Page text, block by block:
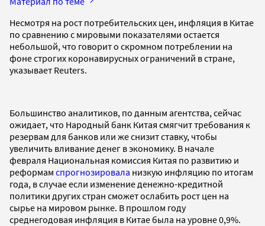
Несмотря на рост потребительских цен, инфляция в Китае
по сравнению с мировыми показателями остается
небольшой, что говорит о скромном потреблении на
фоне строгих коронавирусных ограничений в стране,
указывает Reuters.
Большинство аналитиков, по данным агентства, сейчас
ожидает, что Народный банк Китая смягчит требования к
резервам для банков или же снизит ставку, чтобы
увеличить вливание денег в экономику. В начале
февраля Национальная комиссия Китая по развитию и
реформам спрогнозировала низкую инфляцию по итогам
года, в случае если изменение денежно-кредитной
политики других стран сможет ослабить рост цен на
сырье на мировом рынке. В прошлом году
среднегодовая инфляция в Китае была на уровне 0,9%.